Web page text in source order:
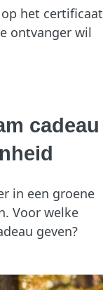
het certificaat
ontvanger wil
cadeau
in een groene
Voor welke
geven?